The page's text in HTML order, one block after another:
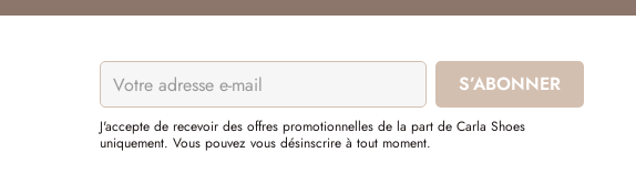
J'accepte de recevoir des offres promotionnelles de la part de Carla Shoes
uniquement. Vous pouvez vous désinscrire à tout moment.